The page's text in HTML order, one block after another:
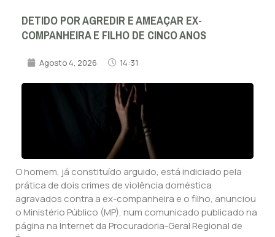
DETIDO POR AGREDIR E AMEAÇAR EX-
COMPANHEIRA E FILHO DE CINCO ANOS
Agosto 4, 2026 14:31
O homem, já constituído arguido, está indiciado pela
prática de dois crimes de violência doméstica
agravados contra a ex-companheira e o filho, anunciou
o Ministério Público (MP), num comunicado publicado na
página na Internet da Procuradoria-Geral Regional de